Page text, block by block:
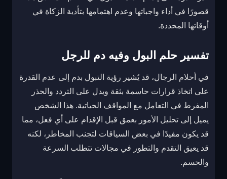
قصورًا في أداء واجباتها وعدم اهتمامها بتأدية الزكاة في
أوقاتها المحددة.
تفسير حلم البول وفيه دم للرجل
في أحلام الرجال، قد يُشير رؤية التبول بدم إلى عدم القدرة
على اتخاذ قرارات حاسمة بثقة ويدل على التردد والحذر
المفرط في التعامل مع المواقف الحياتية. هذا الشخص
يميل إلى تحليل الأمور بعمق قبل الإقدام على أي فعل، مما
قد يكون مفيدًا في بعض السياقات لتجنب المخاطر، لكنه
قد يعيق التقدم والتطور في مجالات تتطلب السرعة
والحسم.